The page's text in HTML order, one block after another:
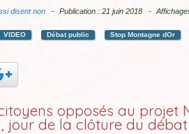
disent non Publication : 21 juin 2018
VIDEO Débat public Stop Montagne dOr
opposés au projet
jour de la clôture du